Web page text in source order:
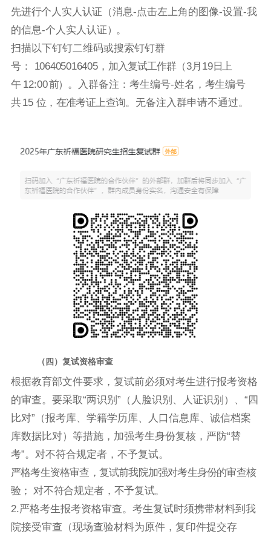
先进行个人实人认证 （消息-点击左上角的图像-设置-我
的信息-个人实人认证 ） 。
扫描以下钉钉二维码或搜索钉钉群
号：
106405016405， 加入复试工作群（3月19 日上
午12:00前） 。 入群备注：考生编号-姓名， 考生编号
共15 位，在准考证上查询。 无备注入群申请不通过。
（四） 复试资格审查
根据教育部文件要求，复试前必须对考生进行报考资格
的审查。要采取“两识别”（人脸识别、人证识别）、“四
比对”（报考库、学籍学历库、人口信息库、诚信档案
库数据比对）等措施，加强考生身份复核，严防“替
考”。对不符合规定者，不予复试。
严格考生资格审查，复试前我院加强对考生身份的审查核
验；
对不符合规定者，不予复试。
2.严格考生报考资格审查。考生复试时须携带材料到我
院接受审查（现场查验材料为原件，复印件提交存